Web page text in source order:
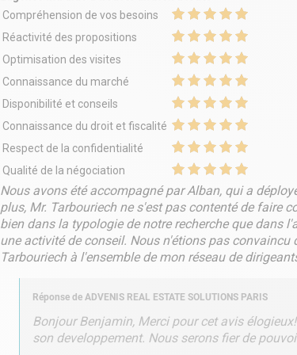
pour garantir une connectivité performante ainsi que de
sanitaires privatifs assurant un confort optimal au
Cette offre constitue une opportunité rare pour toute
entreprise souhaitant implanter son siège social,
ses activités ou offrir à ses collaborateurs un
de travail premium dans des bureaux rénovés, sécurisés
immédiatement opérationnels.
- Type de bail : Commercial
- Fiscalité : TVA
- Indice : ILAT
- Indexation : Annuelle
- Dépôt de garantie : 3 mois
- Loyers et charges : Trimestriels et d'avance
Compréhension de vos besoins
Réactivité des propositions
Optimisation des visites
Connaissance du marché
Disponibilité et conseils
Connaissance du droit et fiscalité
Respect de la confidentialité
Qualité de la négociation
Nous avons été accompagné par Alban, qui a
plus, Mr. Tarbouriech ne s'est pas contenté de faire
bien dans la typologie de notre recherche que dans
une activité de conseil. Nous n'étions pas
Tarbouriech à l'ensemble de mon réseau de
Réponse de ADVENIS REAL ESTATE SOLUTIONS PARIS
Bonjour Benjamin, Merci pour cet avis
son developpement. Nous serons fier de